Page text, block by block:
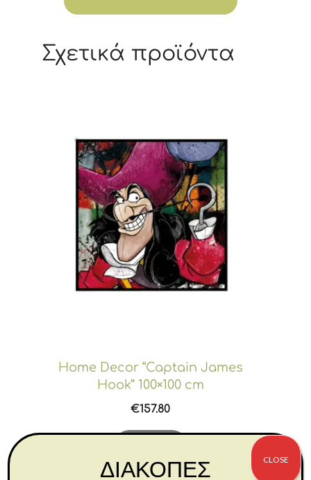
Σχετικά προϊόντα
Home Decor “Captain James
Hook” 100×100 cm
€157.80
ΔΙΑΚΟΠΕΣ CLOSE